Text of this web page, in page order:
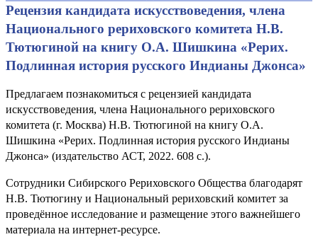
Рецензия кандидата искусствоведения, члена
Национального рериховского комитета Н.В.
Тютюгиной на книгу О.А. Шишкина «Рерих.
Подлинная история русского Индианы Джонса»
Предлагаем познакомиться с рецензией кандидата
искусствоведения, члена Национального рериховского
комитета (г. Москва) Н.В. Тютюгиной на книгу О.А.
Шишкина «Рерих. Подлинная история русского Индианы
Джонса» (издательство АСТ, 2022. 608 с.).
Сотрудники Сибирского Рериховского Общества благодарят
Н.В. Тютюгину и Национальный рериховский комитет за
проведённое исследование и размещение этого важнейшего
материала на интернет-ресурсе.